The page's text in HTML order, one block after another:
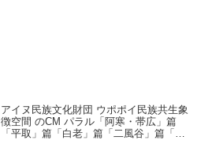
アイヌ民族文化財団 ウポポイ民族共生象
徴空間 のCM パラル「阿寒・帯広」篇
「平取」篇「白老」篇「二風谷」篇「札